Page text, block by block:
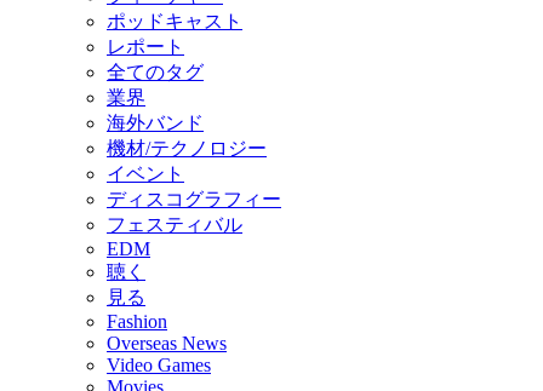
ポッドキャスト
レポート
全てのタグ
業界
海外バンド
機材/テクノロジー
イベント
ディスコグラフィー
フェスティバル
EDM
聴く
見る
Fashion
Overseas News
Video Games
Movies